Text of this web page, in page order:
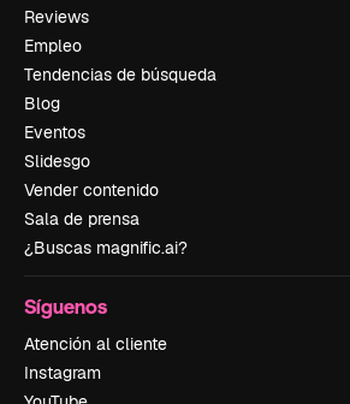
Reviews
Empleo
Tendencias de búsqueda
Blog
Eventos
Slidesgo
Vender contenido
Sala de prensa
¿Buscas magnific.ai?
Síguenos
Atención al cliente
Instagram